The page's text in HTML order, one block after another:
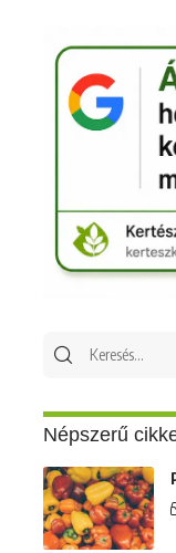
Keresés
Népszerű